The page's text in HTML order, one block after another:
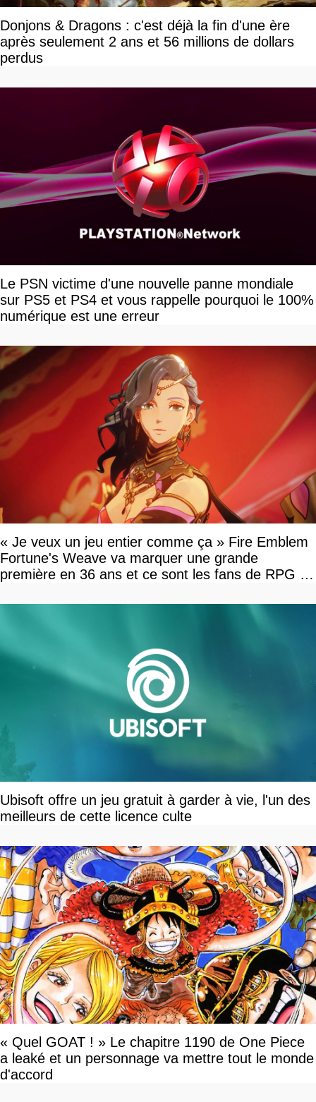
Donjons & Dragons : c'est déjà la fin d'une ère
après seulement 2 ans et 56 millions de dollars
perdus
Le PSN victime d'une nouvelle panne mondiale
sur PS5 et PS4 et vous rappelle pourquoi le 100%
numérique est une erreur
« Je veux un jeu entier comme ça » Fire Emblem
Fortune's Weave va marquer une grande
première en 36 ans et ce sont les fans de RPG en
Ubisoft offre un jeu gratuit à garder à vie, l'un des
meilleurs de cette licence culte
« Quel GOAT ! » Le chapitre 1190 de One Piece
a leaké et un personnage va mettre tout le monde
d'accord